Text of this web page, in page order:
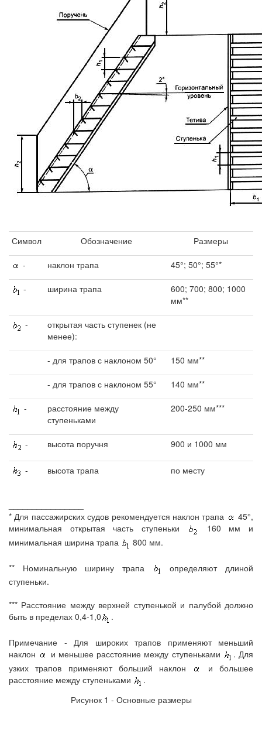
Символ Обозначение Размеры
- наклон трапа 45°; 50°; 55°*
- ширина трапа
600; 700; 800; 1000
мм**
-
открытая часть ступенек (не
менее):
- для трапов с наклоном 50° 150 мм**
- для трапов с наклоном 55° 140 мм**
-
расстояние между
ступеньками
200-250 мм***
- высота поручня 900 и 1000 мм
- высота трапа по месту
* Для пассажирских судов рекомендуется наклон трапа
45°,
минимальная открытая часть ступеньки
160 мм и
минимальная ширина трапа
800 мм.
** Номинальную ширину трапа
определяют длиной
ступеньки.
*** Расстояние между верхней ступенькой и палубой должно
быть в пределах 0,4-1,0
.
Примечание - Для широких трапов применяют меньший
наклон
и меньшее расстояние между ступеньками
. Для
узких трапов применяют больший наклон
и большее
расстояние между ступеньками
.
Рисунок 1 - Основные размеры